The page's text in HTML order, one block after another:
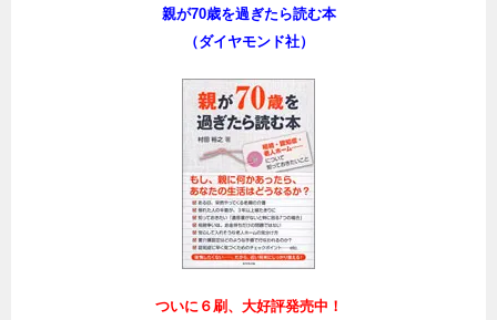
親が70歳を過ぎたら読む本
（ダイヤモンド社）
ついに６刷、大好評発売中！